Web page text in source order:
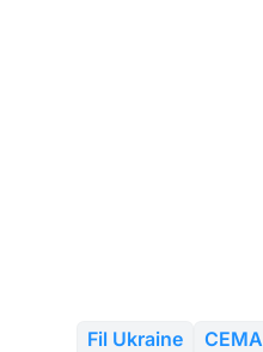
Fil Ukraine CEMA